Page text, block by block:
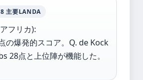
主要LANDA
フリカ):
の爆発的スコア。Q. de Kock
28点と上位陣が機能した。